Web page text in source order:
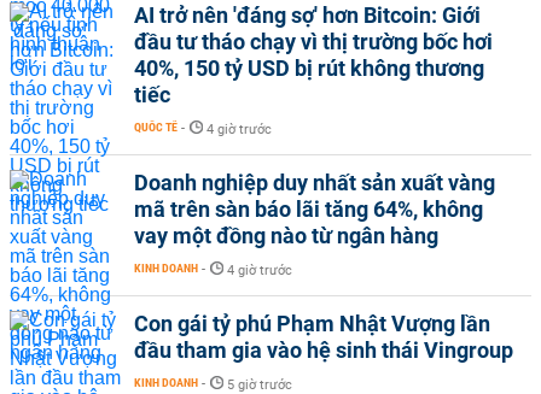
AI trở nên 'đáng sợ' hơn Bitcoin: Giới
đầu tư tháo chạy vì thị trường bốc hơi
40%, 150 tỷ USD bị rút không thương
tiếc
QUỐC TẾ - 4 giờ trước
Doanh nghiệp duy nhất sản xuất vàng
mã trên sàn báo lãi tăng 64%, không
vay một đồng nào từ ngân hàng
KINH DOANH - 4 giờ trước
Con gái tỷ phú Phạm Nhật Vượng lần
đầu tham gia vào hệ sinh thái Vingroup
KINH DOANH - 5 giờ trước